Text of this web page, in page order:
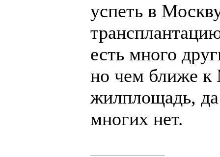
успеть в
есть много
но чем ближе к
жилплощадь,
многих нет.